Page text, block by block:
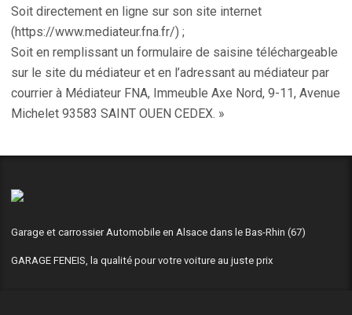
Soit directement en ligne sur son site internet
(https://www.mediateur.fna.fr/) ;
Soit en remplissant un formulaire de saisine téléchargeable
sur le site du médiateur et en l’adressant au médiateur par
courrier à Médiateur FNA, Immeuble Axe Nord, 9-11, Avenue
Michelet 93583 SAINT OUEN CEDEX. »
Garage et carrossier Automobile en Alsace dans le Bas-Rhin (67)
GARAGE FENEIS, la qualité pour votre voiture au juste prix